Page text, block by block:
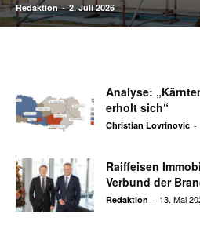
Redaktion - 2. Juli 2026
Analyse:
erholt sich“
Christian Lovrinovic -
Raiffeisen
Verbund der
Redaktion - 13. Mai